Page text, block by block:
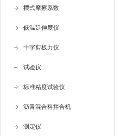
摆式摩擦系数
低温延伸度仪
十字剪板力仪
试验仪
标准粘度试验仪
沥青混合料拌合机
测定仪